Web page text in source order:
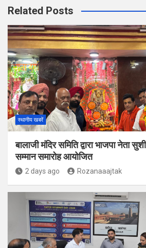
Related Posts
स्थानीय खबरें
बालाजी मंदिर समिति द्वारा भाजपा नेता
सम्मान समारोह आयोजित
2 days ago Rozanaaajtak